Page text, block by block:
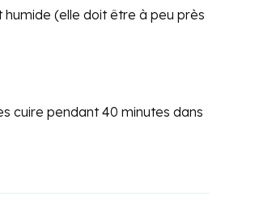
(elle doit être à peu près
cuire pendant 40 minutes dans